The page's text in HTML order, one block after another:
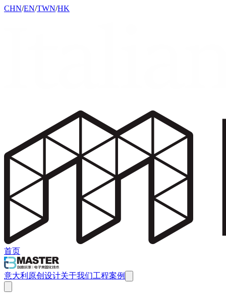
CHN/EN/TWN/HK
首页
意大利原创设计关于我们工程案例